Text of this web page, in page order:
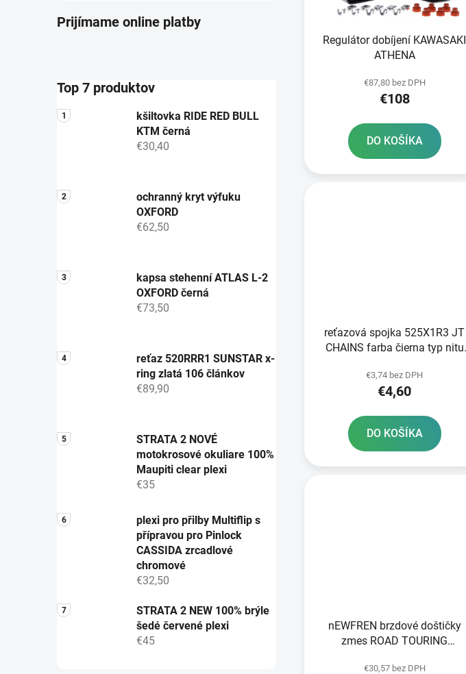
Prijímame online platby
Top 7 produktov
kšiltovka RIDE RED BULL
KTM černá
€30,40
ochranný kryt výfuku
OXFORD
€62,50
kapsa stehenní ATLAS L-2
OXFORD černá
€73,50
reťaz 520RRR1 SUNSTAR x-
ring zlatá 106 článkov
€89,90
STRATA 2 NOVÉ
motokrosové okuliare 100%
Maupiti clear plexi
€35
plexi pro přilby Multiflip s
přípravou pro Pinlock
CASSIDA zrcadlové
chromové
€32,50
STRATA 2 NEW 100% brýle
šedé červené plexi
€45
Regulátor dobíjení KAWASAKI
ATHENA
€87,80 bez DPH
€108
DO KOŠÍKA
reťazová spojka 525X1R3 JT
CHAINS farba čierna typ nitu
€3,74 bez DPH
€4,60
DO KOŠÍKA
nEWFREN brzdové doštičky
zmes ROAD TOURING
€30,57 bez DPH